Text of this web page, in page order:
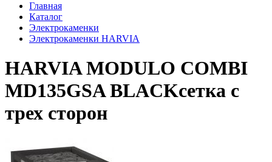
Главная
Каталог
Электрокаменки
Электрокаменки HARVIA
HARVIA MODULO COMBI
MD135GSA BLACKсетка с
трех сторон